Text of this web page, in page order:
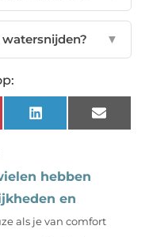
▼
LinkedIn Email
hebben
en
als je van comfort